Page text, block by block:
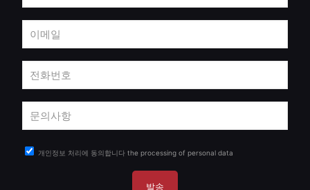
개인정보 처리에 동의합니다 the processing of personal data